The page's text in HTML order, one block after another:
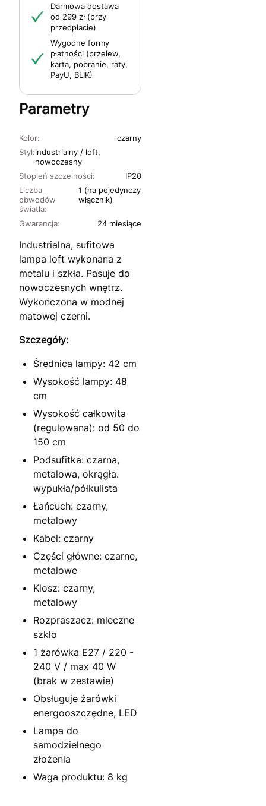
Darmowa dostawa
od 299 zł (przy
przedpłacie)
Wygodne formy
płatności (przelew,
karta, pobranie, raty,
PayU, BLIK)
Parametry
Kolor: czarny
Stopień szczelności: IP20
Gwarancja: 24 miesiące
Styl:industrialny / loft,
nowoczesny
Liczba
obwodów
światła:
1 (na pojedynczy
włącznik)
Industrialna, sufitowa
lampa loft wykonana z
metalu i szkła. Pasuje do
nowoczesnych wnętrz.
Wykończona w modnej
matowej czerni.
Szczegóły:
Średnica lampy: 42 cm
Wysokość lampy: 48
cm
Wysokość całkowita
(regulowana): od 50 do
150 cm
Podsufitka: czarna,
metalowa, okrągła.
wypukła/półkulista
Łańcuch: czarny,
metalowy
Kabel: czarny
Części główne: czarne,
metalowe
Klosz: czarny,
metalowy
Rozpraszacz: mleczne
szkło
1 żarówka E27 / 220 -
240 V / max 40 W
(brak w zestawie)
Obsługuje żarówki
energooszczędne, LED
Lampa do
samodzielnego
złożenia
Waga produktu: 8 kg